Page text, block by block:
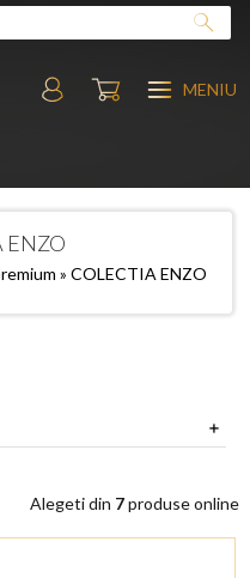
MENIU
ENZO
» COLECTIA ENZO
Alegeti din 7produse online